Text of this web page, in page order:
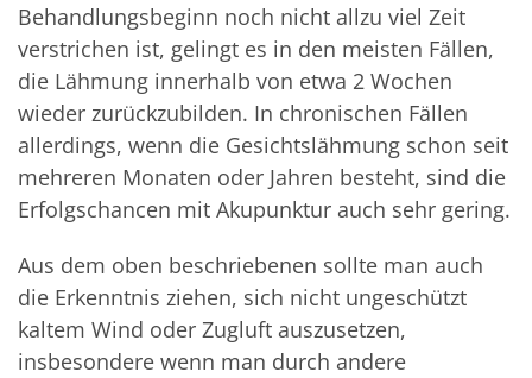
Behandlungsbeginn noch nicht allzu viel Zeit
verstrichen ist, gelingt es in den meisten Fällen,
die Lähmung innerhalb von etwa 2 Wochen
wieder zurückzubilden. In chronischen Fällen
allerdings, wenn die Gesichtslähmung schon seit
mehreren Monaten oder Jahren besteht, sind die
Erfolgschancen mit Akupunktur auch sehr gering.
Aus dem oben beschriebenen sollte man auch
die Erkenntnis ziehen, sich nicht ungeschützt
kaltem Wind oder Zugluft auszusetzen,
insbesondere wenn man durch andere